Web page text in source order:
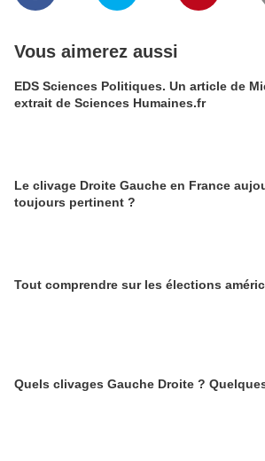
Vous aimerez aussi
EDS Sciences Politiques. Un article de
extrait de Sciences Humaines.fr
Le clivage Droite Gauche en France
toujours pertinent ?
Tout comprendre sur les élections
Quels clivages Gauche Droite ?